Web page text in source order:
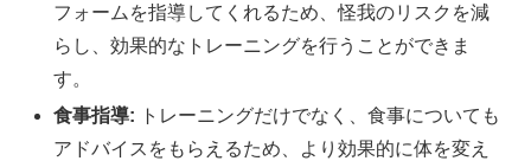
フォームを指導してくれるため、怪我のリスクを減
らし、効果的なトレーニングを行うことができま
す。
食事指導: トレーニングだけでなく、食事についても
アドバイスをもらえるため、より効果的に体を変え